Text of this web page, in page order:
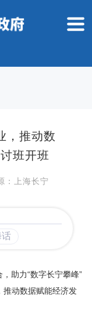
，推动数
班开班
：上海长宁
助力“数字长宁攀峰”
推动数据赋能经济发